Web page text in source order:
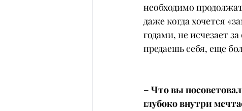
необходимо
даже когда хочется
годами, не исчезает
предаешь себя, еще
– Что вы
глубоко внутри